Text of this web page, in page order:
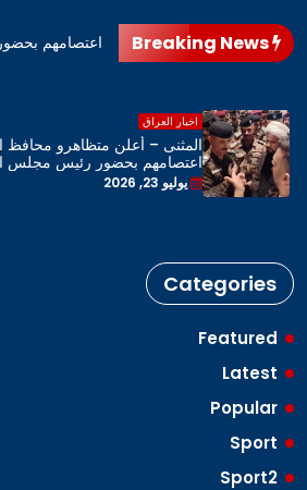
محافظ المثنى، اليوم، إنهاء اعتصامهم
اخبار العراق
المثنى – أعلن متظاهرو محافظ
اعتصامهم بحضور رئيس مجلس
يوليو 23, 2026
Categories
Featured
Latest
Popular
Sport
Sport2